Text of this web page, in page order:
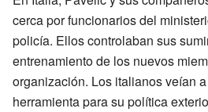
cerca por funcionarios del
policía. Ellos controlaban sus
entrenamiento de los nuevos
organización. Los italianos veían
herramienta para su política